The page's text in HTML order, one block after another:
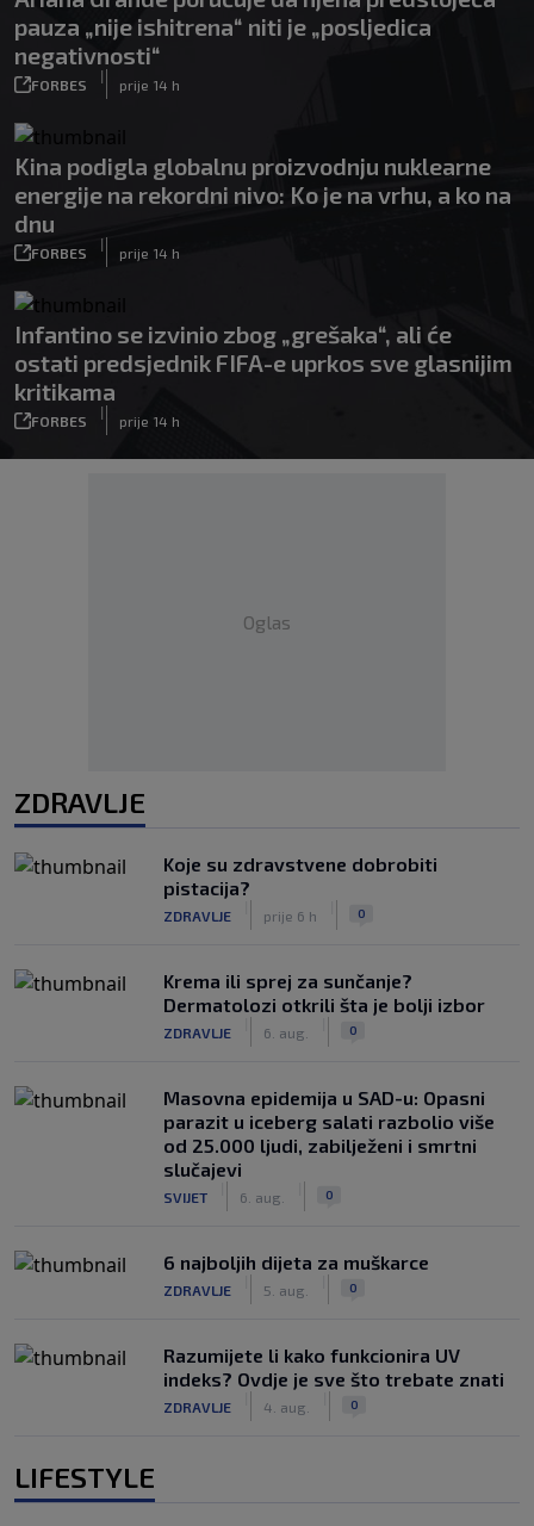
pauza „nije ishitrena“ niti je „posljedica
negativnosti“
FORBES
|
prije 14 h
Kina podigla globalnu proizvodnju nuklearne
energije na rekordni nivo: Ko je na vrhu, a ko na
dnu
FORBES
|
prije 14 h
Infantino se izvinio zbog „grešaka“, ali će
ostati predsjednik FIFA-e uprkos sve glasnijim
kritikama
FORBES
|
prije 14 h
Oglas
ZDRAVLJE
Koje su zdravstvene dobrobiti
pistacija?
ZDRAVLJE prije 6 h 0
Krema ili sprej za sunčanje?
Dermatolozi otkrili šta je bolji izbor
ZDRAVLJE 6. aug. 0
Masovna epidemija u SAD-u: Opasni
parazit u iceberg salati razbolio više
od 25.000 ljudi, zabilježeni i smrtni
slučajevi
SVIJET 6. aug. 0
6 najboljih dijeta za muškarce
ZDRAVLJE 5. aug. 0
Razumijete li kako funkcionira UV
indeks? Ovdje je sve što trebate znati
ZDRAVLJE 4. aug. 0
LIFESTYLE